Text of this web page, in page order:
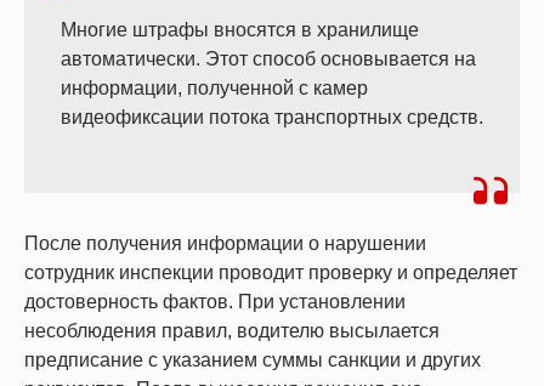
Многие штрафы вносятся в хранилище
автоматически. Этот способ основывается на
информации, полученной с камер
видеофиксации потока транспортных средств.
После получения информации о нарушении
сотрудник инспекции проводит проверку и определяет
достоверность фактов. При установлении
несоблюдения правил, водителю высылается
предписание с указанием суммы санкции и других